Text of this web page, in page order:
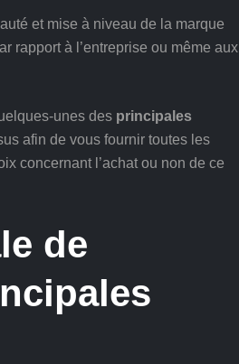
et mise à niveau de la marque
rapport à l’entreprise ou même aux
unes des principales
afin de vous fournir toutes les
concernant l’achat ou non de ce
de